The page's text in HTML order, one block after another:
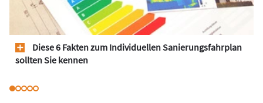
Diese 6 Fakten zum Individuellen Sanierungsfahrplan
sollten Sie kennen